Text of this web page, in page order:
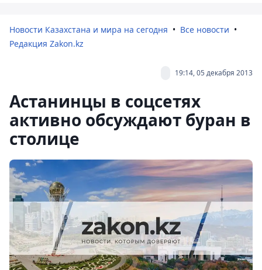
Новости Казахстана и мира на сегодня
Все новости
Редакция Zakon.kz
19:14, 05 декабря 2013
Астанинцы в соцсетях
активно обсуждают буран в
столице